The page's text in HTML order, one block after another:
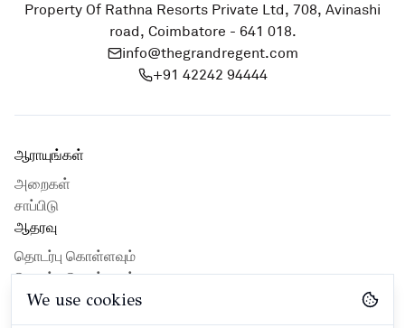
Property Of Rathna Resorts Private Ltd, 708, Avinashi
road, Coimbatore - 641 018.
info@thegrandregent.com
+91 42242 94444
ஆராயுங்கள்
அறைகள்
சாப்பிடு
ஆதரவு
தொடர்பு கொள்ளவும்
தொடர்பு கொள்ளவும்
Privacy Policy
Hotel Guidlines
We use cookies